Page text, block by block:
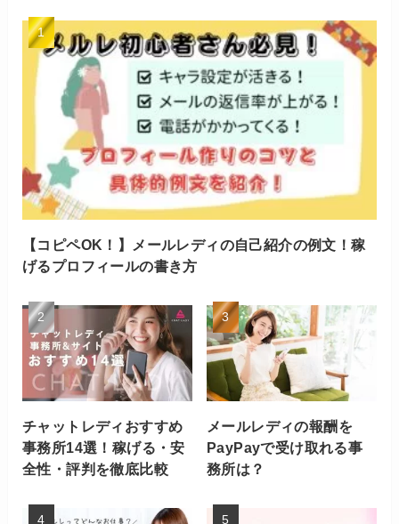
【コピペOK！】メールレディの自己紹介の例文！稼
げるプロフィールの書き方
チャットレディおすすめ
事務所14選！稼げる・安
全性・評判を徹底比較
メールレディの報酬を
PayPayで受け取れる事
務所は？